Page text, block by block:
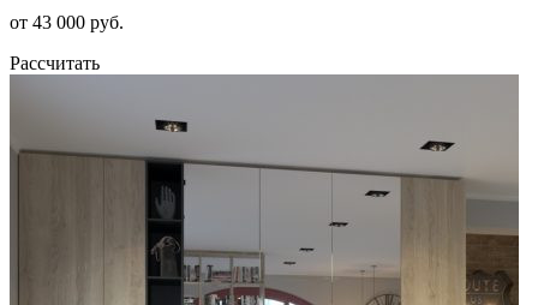
от 43 000 руб.
Рассчитать